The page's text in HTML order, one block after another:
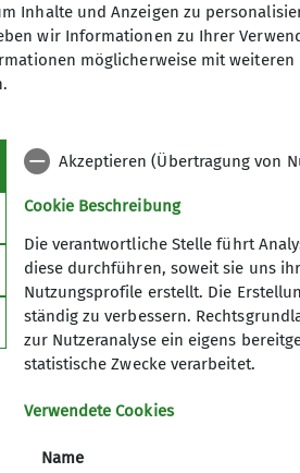
Versicherungen
DAV Panorama
Inhalte und Anzeigen zu
wir Informationen zu Ihrer
möglicherweise mit
Akzeptieren (Übertragung von
Cookie Beschreibung
Die verantwortliche Stelle führt
diese durchführen, soweit sie uns
Nutzungsprofile erstellt. Die
ständig zu verbessern.
zur Nutzeranalyse ein eigens
statistische Zwecke verarbeitet.
Verwendete Cookies
Name